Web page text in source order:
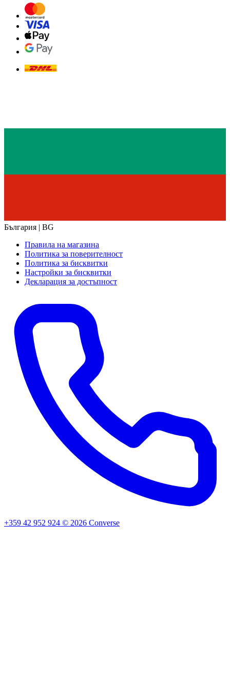
България | BG
Правила на магазина
Политика за поверителност
Политика за бисквитки
Настройки за бисквитки
Декларация за достъпност
+359 42 952 924 © 2026 Converse